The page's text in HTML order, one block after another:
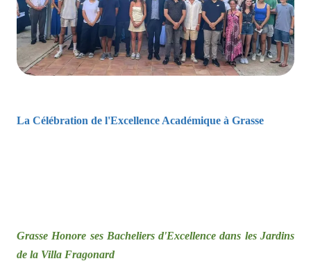
La Célébration de l'Excellence Académique à Grasse
Grasse Honore ses Bacheliers d'Excellence dans les Jardins
de la Villa Fragonard